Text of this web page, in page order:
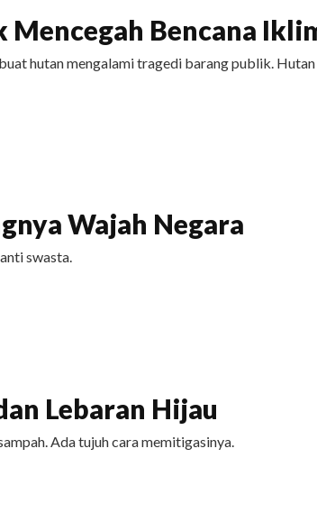
Mencegah Bencana
hutan mengalami tragedi barang publik. Hutan
Wajah Negara
swasta.
Lebaran Hijau
Ada tujuh cara memitigasinya.